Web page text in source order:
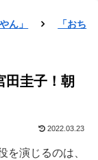
ん」
「おち
田圭子！朝
2022.03.23
を演じるのは、